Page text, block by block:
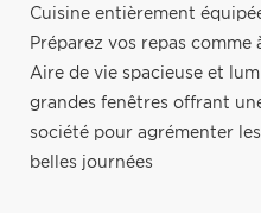
Cuisine entièrement
Préparez vos repas
Aire de vie spacieuse et
grandes fenêtres offrant
société pour agrémenter
belles journées